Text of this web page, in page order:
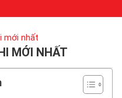
mới nhất
MỚI NHẤT